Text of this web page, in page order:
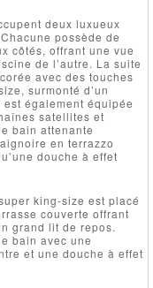
deux luxueux
possède de
côtés, offrant une vue
de l’autre. La suite
avec des touches
surmonté d’un
également équipée
satellites et
bain attenante
en terrazzo
douche à effet
king-size est placé
couverte offrant
grand lit de repos.
bain avec une
et une douche à effet